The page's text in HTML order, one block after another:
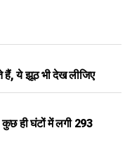
हैं, ये झूठ भी देख लीजिए
ही घंटों में लगी 293